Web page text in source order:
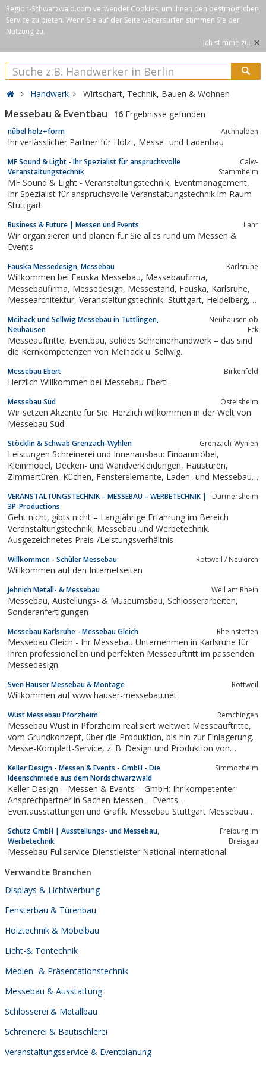
Region-Schwarzwald.com verwendet Cookies, um Ihnen den bestmöglichen
Service zu bieten. Wenn Sie auf der Seite weitersurfen stimmen Sie der
Nutzung zu.
Ich stimme zu. ×
Handwerk Wirtschaft, Technik, Bauen & Wohnen
Messebau & Eventbau 16 Ergebnisse gefunden
nübel holz+form Aichhalden
Ihr verlässlicher Partner für Holz-, Messe- und Ladenbau
MF Sound & Light - Ihr Spezialist für anspruchsvolle
Veranstaltungstechnik
Calw-
Stammheim
MF Sound & Light - Veranstaltungstechnik, Eventmanagement,
Ihr Spezialist für anspruchsvolle Veranstaltungstechnik im Raum
Stuttgart
Business & Future | Messen und Events Lahr
Wir organisieren und planen für Sie alles rund um Messen &
Events
Fauska Messedesign, Messebau Karlsruhe
Willkommen bei Fauska Messebau, Messebaufirma,
Messebaufirma, Messedesign, Messestand, Fauska, Karlsruhe,
Messearchitektur, Veranstaltungstechnik, Stuttgart, Heidelberg,
, Hannover, Kongress, Messe, Planung, Werbeagentur,
Meihack und Sellwig Messebau in Tuttlingen,
Neuhausen
Neuhausen ob
Eck
Messeauftritte, Eventbau, solides Schreinerhandwerk – das sind
die Kernkompetenzen von Meihack u. Sellwig.
Messebau Ebert Birkenfeld
Herzlich Willkommen bei Messebau Ebert!
Messebau Süd Ostelsheim
Wir setzen Akzente für Sie. Herzlich willkommen in der Welt von
Messebau Süd.
Stöcklin & Schwab Grenzach-Wyhlen Grenzach-Wyhlen
Leistungen Schreinerei und Innenausbau: Einbaumöbel,
Kleinmöbel, Decken- und Wandverkleidungen, Haustüren,
Zimmertüren, Küchen, Fensterelemente, Laden- und Messebau,
Sonderanfertigungen. Ein Spezialgebiet:
VERANSTALTUNGS­TECHNIK – MESSEBAU – WERBETECHNIK |
3P-Productions
Durmersheim
Geht nicht, gibts nicht – Langjährige Erfahrung im Bereich
Veranstaltungs­technik, Messebau und Werbetechnik.
Ausgezeichnetes Preis-/Leistungsverhältnis
Willkommen - Schüler Messebau Rottweil / Neukirch
Willkommen auf den Internetseiten
Jehnich Metall- & Messebau Weil am Rhein
Messebau, Austellungs- & Museumsbau, Schlosserarbeiten,
Sonderanfertigungen
Messebau Karlsruhe - Messebau Gleich Rheinstetten
Messebau Gleich - Ihr Messebau Unternehmen in Karlsruhe für
Ihren professionellen und perfekten Messeauftritt im passenden
Messedesign.
Sven Hauser Messebau & Montage Rottweil
Willkommen auf www.hauser-messebau.net
Wüst Messebau Pforzheim Remchingen
Messebau Wüst in Pforzheim realisiert weltweit Messeauftritte,
vom Grundkonzept, über die Produktion, bis hin zur Einlagerung.
Messe-Komplett-Service, z. B. Design und Produktion von
Folienschriften, XXL Digitaldrucke uvm.
Keller Design - Messen & Events - GmbH - Die
Ideenschmiede aus dem Nordschwarzwald
Simmozheim
Keller Design – Messen & Events – GmbH: Ihr kompetenter
Ansprechpartner in Sachen Messen – Events –
Eventausstattungen und Grafik. Messebau Stuttgart Messebau
Systemmessebau Messebauer, Gestaltung Me
Schütz GmbH | Ausstellungs- und Messebau,
Werbetechnik
Freiburg im
Breisgau
Messebau Fullservice Dienstleister National International
Verwandte Branchen
Displays & Lichtwerbung
Fensterbau & Türenbau
Holztechnik & Möbelbau
Licht-& Tontechnik
Medien- & Präsentationstechnik
Messebau & Ausstattung
Schlosserei & Metallbau
Schreinerei & Bautischlerei
Veranstaltungsservice & Eventplanung